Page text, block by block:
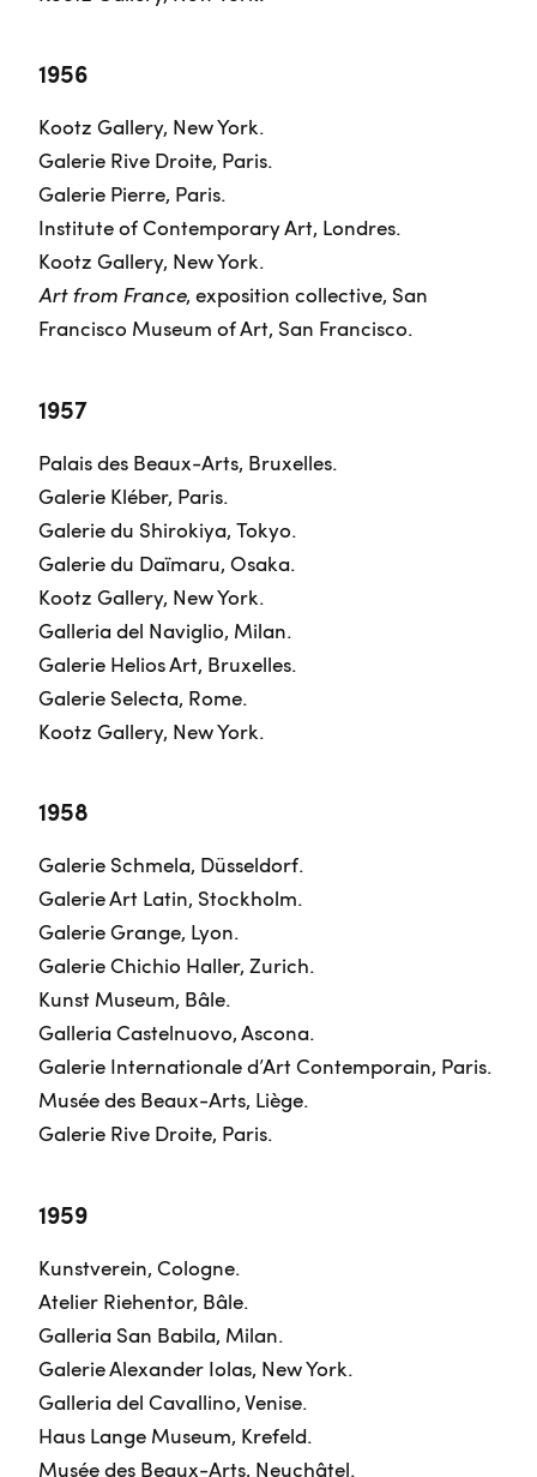
1956
Kootz Gallery, New York.
Galerie Rive Droite, Paris.
Galerie Pierre, Paris.
Institute of Contemporary Art, Londres.
Kootz Gallery, New York.
Art from France, exposition collective, San
Francisco Museum of Art, San Francisco.
1957
Palais des Beaux-Arts, Bruxelles.
Galerie Kléber, Paris.
Galerie du Shirokiya, Tokyo.
Galerie du Daïmaru, Osaka.
Kootz Gallery, New York.
Galleria del Naviglio, Milan.
Galerie Helios Art, Bruxelles.
Galerie Selecta, Rome.
Kootz Gallery, New York.
1958
Galerie Schmela, Düsseldorf.
Galerie Art Latin, Stockholm.
Galerie Grange, Lyon.
Galerie Chichio Haller, Zurich.
Kunst Museum, Bâle.
Galleria Castelnuovo, Ascona.
Galerie Internationale d’Art Contemporain, Paris.
Musée des Beaux-Arts, Liège.
Galerie Rive Droite, Paris.
1959
Kunstverein, Cologne.
Atelier Riehentor, Bâle.
Galleria San Babila, Milan.
Galerie Alexander Iolas, New York.
Galleria del Cavallino, Venise.
Haus Lange Museum, Krefeld.
Musée des Beaux-Arts, Neuchâtel.